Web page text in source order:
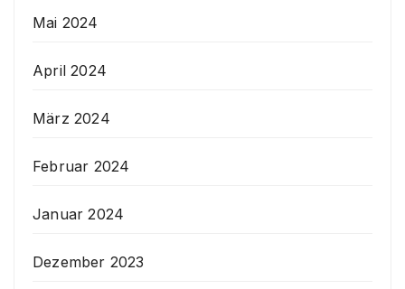
Mai 2024
April 2024
März 2024
Februar 2024
Januar 2024
Dezember 2023